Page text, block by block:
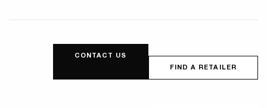
FIND A RETAILER
CONTACT US